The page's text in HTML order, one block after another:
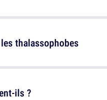
ils ?
thalassophobes